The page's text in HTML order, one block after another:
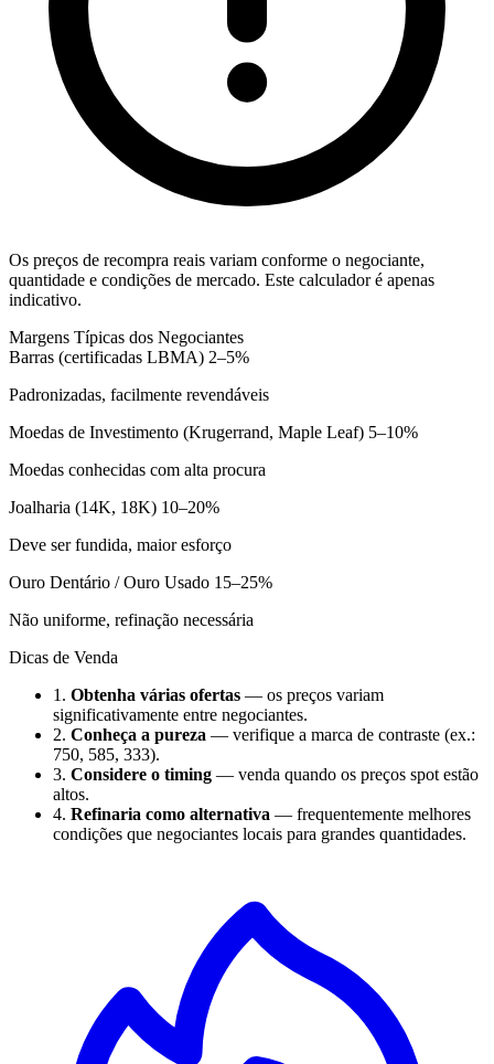
Os preços de recompra reais variam conforme o negociante,
quantidade e condições de mercado. Este calculador é apenas
indicativo.
Margens Típicas dos Negociantes
Barras (certificadas LBMA) 2–5%
Padronizadas, facilmente revendáveis
Moedas de Investimento (Krugerrand, Maple Leaf) 5–10%
Moedas conhecidas com alta procura
Joalharia (14K, 18K) 10–20%
Deve ser fundida, maior esforço
Ouro Dentário / Ouro Usado 15–25%
Não uniforme, refinação necessária
Dicas de Venda
1. Obtenha várias ofertas — os preços variam
significativamente entre negociantes.
2. Conheça a pureza — verifique a marca de contraste (ex.:
750, 585, 333).
3. Considere o timing — venda quando os preços spot estão
altos.
4. Refinaria como alternativa — frequentemente melhores
condições que negociantes locais para grandes quantidades.